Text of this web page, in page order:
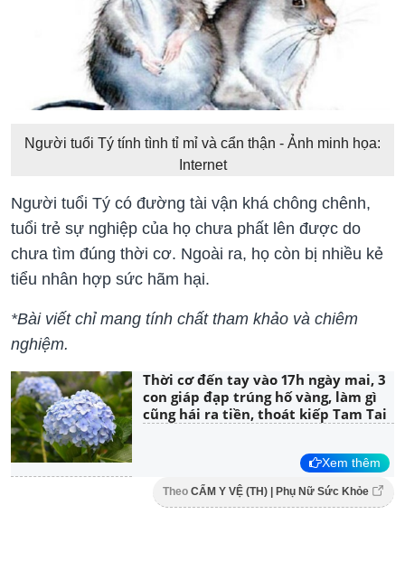
Người tuổi Tý tính tình tỉ mỉ và cẩn thận - Ảnh minh họa:
Internet
Người tuổi Tý có đường tài vận khá chông chênh,
tuổi trẻ sự nghiệp của họ chưa phất lên được do
chưa tìm đúng thời cơ. Ngoài ra, họ còn bị nhiều kẻ
tiểu nhân hợp sức hãm hại.
*Bài viết chỉ mang tính chất tham khảo và chiêm
nghiệm.
Thời cơ đến tay vào 17h ngày mai, 3
con giáp đạp trúng hố vàng, làm gì
cũng hái ra tiền, thoát kiếp Tam Tai
Xem thêm
Theo CẨM Y VỆ (TH) | Phụ Nữ Sức Khỏe